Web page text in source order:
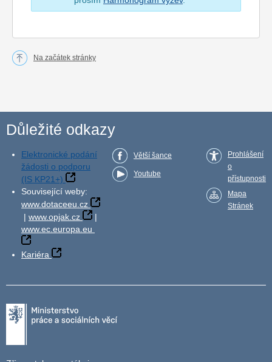
Na začátek stránky
Důležité odkazy
Elektronické podání
žádosti o podporu
(IS KP21+)
Související weby:
www.dotaceeu.cz
| www.opjak.cz
|
www.ec.europa.eu
Kariéra
Větší šance
Youtube
Prohlášení
o
přístupnosti
Mapa
Stránek